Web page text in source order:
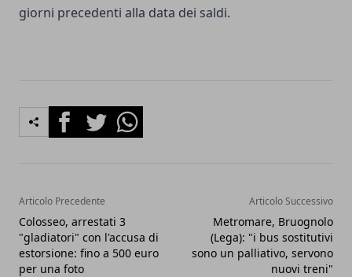
giorni precedenti alla data dei saldi.
FacebookTwitterWhatsapp
Articolo Precedente
Colosseo, arrestati 3
"gladiatori" con l'accusa di
estorsione: fino a 500 euro
per una foto
Articolo Successivo
Metromare, Bruognolo
(Lega): "i bus sostitutivi
sono un palliativo, servono
nuovi treni"